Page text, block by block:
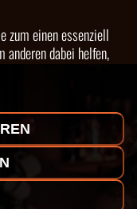
zum einen essenziell
dabei helfen,